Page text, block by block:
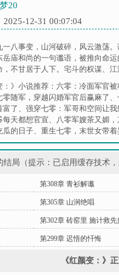
20
2025-12-31 00:07:04
一八事变，山河破碎，风云激荡
岳庙和尚的一句谶语，被推向命
，不甘居于人下。宅斗的权谋、
：》小说推荐： 六零：冷面军官
零随军，穿越闪婚军官后赢麻了 、
富了 、 强穿七零：军哥和空间让我
每天都想官宣、 八零军嫂茶又媚
瓜的日子、 重生七零，末世女带着
结局（提示：已启用缓存技术
第308章 青衫解谶
第305章 山涧绝唱
第302章 砖窑里 施计救先
第299章 迟悟的忏悔
《红颜变：》